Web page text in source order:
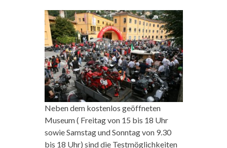
Neben dem kostenlos geöffneten
Museum ( Freitag von 15 bis 18 Uhr
sowie Samstag und Sonntag von 9.30
bis 18 Uhr) sind die Testmöglichkeiten